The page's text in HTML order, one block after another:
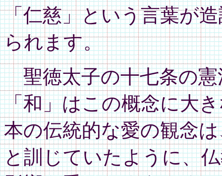
「仁慈」という言葉が
られます。
聖徳太子の十七条の憲
「和」はこの概念に大
本の伝統的な愛の観念
と訓じていたように、